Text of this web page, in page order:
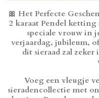
🎀 Het Perfecte
2 karaat Pendel ketting
speciale vrouw in
verjaardag, jubileum,
dit sieraad zal
Voeg een vleugje
sieradencollectie met